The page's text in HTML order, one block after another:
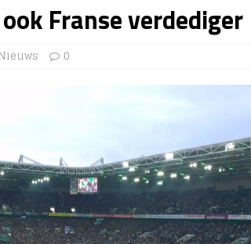
Franse verdediger
0